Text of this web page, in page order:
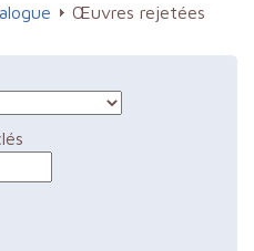
Œuvres rejetées